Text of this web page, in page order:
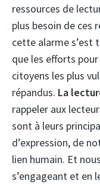
ressources de
plus besoin de ces
cette alarme s’est
que les efforts
citoyens les plus
répandus. La
rappeler aux
sont à leurs
d’expression, de
lien humain. Et
s’engageant et en